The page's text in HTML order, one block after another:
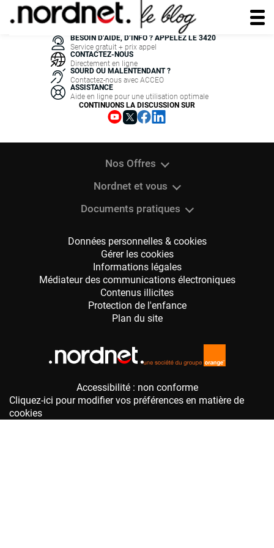
Accessibilité : non conforme
Cliquez-ici pour modifier vos préférences en matière de
cookies